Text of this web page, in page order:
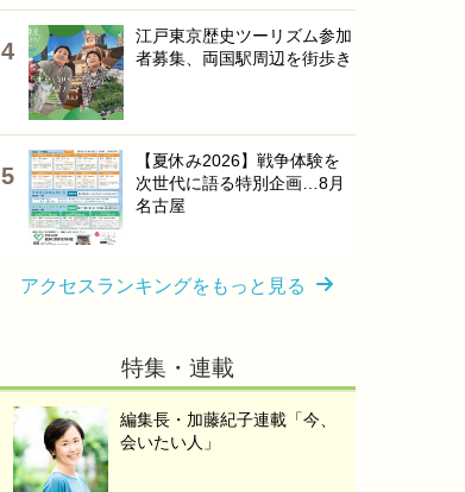
江戸東京歴史ツーリズム参加
者募集、両国駅周辺を街歩き
【夏休み2026】戦争体験を
次世代に語る特別企画…8月
名古屋
アクセスランキングをもっと見る
特集・連載
編集長・加藤紀子連載「今、
会いたい人」